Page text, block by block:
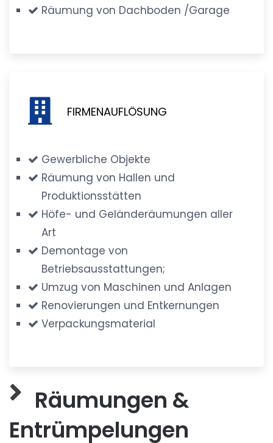
Räumung von Dachboden /Garage
FIRMENAUFLÖSUNG
Gewerbliche Objekte
Räumung von Hallen und
Produktionsstätten
Höfe- und Geländeräumungen aller
Art
Demontage von
Betriebsausstattungen;
Umzug von Maschinen und Anlagen
Renovierungen und Entkernungen
Verpackungsmaterial
Räumungen &
Entrümpelungen